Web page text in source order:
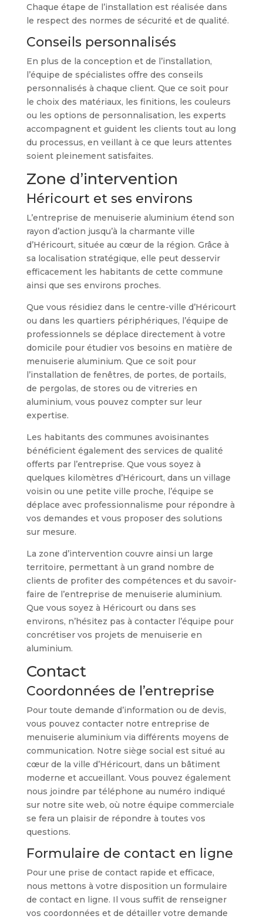
Chaque étape de l’installation est réalisée dans
le respect des normes de sécurité et de qualité.
Conseils personnalisés
En plus de la conception et de l’installation,
l’équipe de spécialistes offre des conseils
personnalisés à chaque client. Que ce soit pour
le choix des matériaux, les finitions, les couleurs
ou les options de personnalisation, les experts
accompagnent et guident les clients tout au long
du processus, en veillant à ce que leurs attentes
soient pleinement satisfaites.
Zone d’intervention
Héricourt et ses environs
L’entreprise de menuiserie aluminium étend son
rayon d’action jusqu’à la charmante ville
d’Héricourt, située au cœur de la région. Grâce à
sa localisation stratégique, elle peut desservir
efficacement les habitants de cette commune
ainsi que ses environs proches.
Que vous résidiez dans le centre-ville d’Héricourt
ou dans les quartiers périphériques, l’équipe de
professionnels se déplace directement à votre
domicile pour étudier vos besoins en matière de
menuiserie aluminium. Que ce soit pour
l’installation de fenêtres, de portes, de portails,
de pergolas, de stores ou de vitreries en
aluminium, vous pouvez compter sur leur
expertise.
Les habitants des communes avoisinantes
bénéficient également des services de qualité
offerts par l’entreprise. Que vous soyez à
quelques kilomètres d’Héricourt, dans un village
voisin ou une petite ville proche, l’équipe se
déplace avec professionnalisme pour répondre à
vos demandes et vous proposer des solutions
sur mesure.
La zone d’intervention couvre ainsi un large
territoire, permettant à un grand nombre de
clients de profiter des compétences et du savoir-
faire de l’entreprise de menuiserie aluminium.
Que vous soyez à Héricourt ou dans ses
environs, n’hésitez pas à contacter l’équipe pour
concrétiser vos projets de menuiserie en
aluminium.
Contact
Coordonnées de l’entreprise
Pour toute demande d’information ou de devis,
vous pouvez contacter notre entreprise de
menuiserie aluminium via différents moyens de
communication. Notre siège social est situé au
cœur de la ville d’Héricourt, dans un bâtiment
moderne et accueillant. Vous pouvez également
nous joindre par téléphone au numéro indiqué
sur notre site web, où notre équipe commerciale
se fera un plaisir de répondre à toutes vos
questions.
Formulaire de contact en ligne
Pour une prise de contact rapide et efficace,
nous mettons à votre disposition un formulaire
de contact en ligne. Il vous suffit de renseigner
vos coordonnées et de détailler votre demande